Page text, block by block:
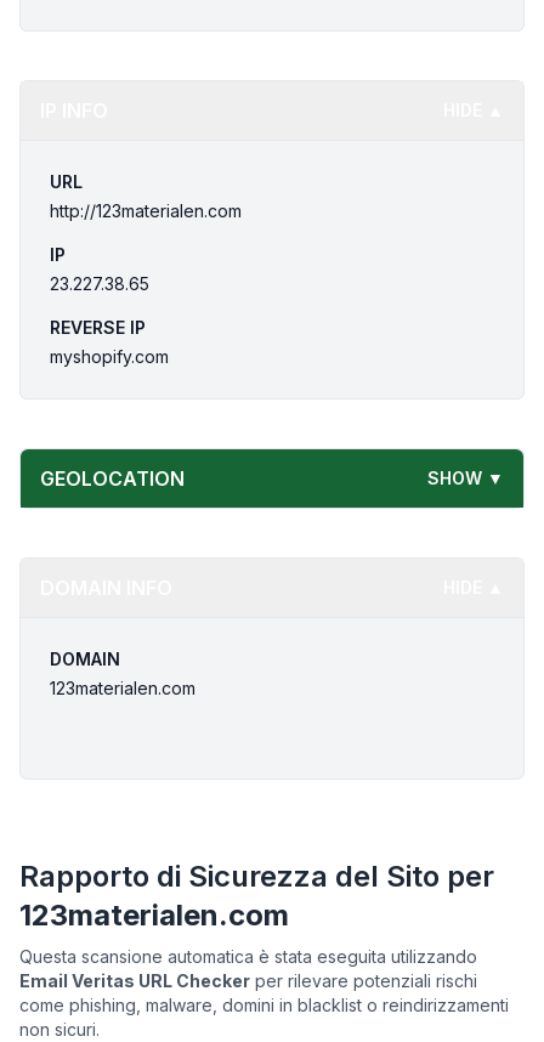
URL
http://123materialen.com
IP
23.227.38.65
REVERSE IP
myshopify.com
GEOLOCATION SHOW ▼
DOMAIN
123materialen.com
Rapporto di Sicurezza del Sito per
123materialen.com
Questa scansione automatica è stata eseguita utilizzando
Email Veritas URL Checker per rilevare potenziali rischi
come phishing, malware, domini in blacklist o reindirizzamenti
non sicuri.